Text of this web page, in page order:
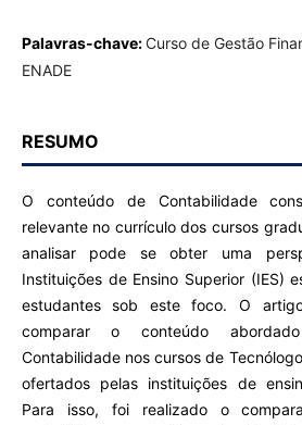
Palavras-chave:Curso de Gestão
ENADE
RESUMO
O conteúdo de Contabilidade
relevante no currículo dos cursos
analisar pode se obter uma
Instituições de Ensino Superior (IES)
estudantes sob este foco. O
comparar o conteúdo
Contabilidade nos cursos de
ofertados pelas instituições de
Para isso, foi realizado o